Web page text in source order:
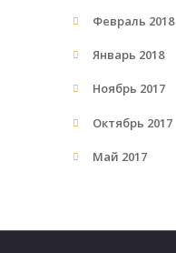
Февраль 2018
Январь 2018
Ноябрь 2017
Октябрь 2017
Май 2017